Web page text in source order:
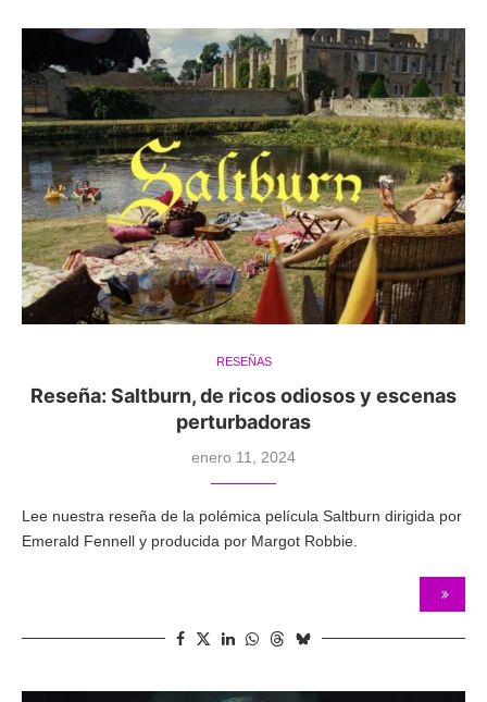
RESEÑAS
Reseña: Saltburn, de ricos odiosos y escenas
perturbadoras
enero 11, 2024
Lee nuestra reseña de la polémica película Saltburn dirigida por
Emerald Fennell y producida por Margot Robbie.